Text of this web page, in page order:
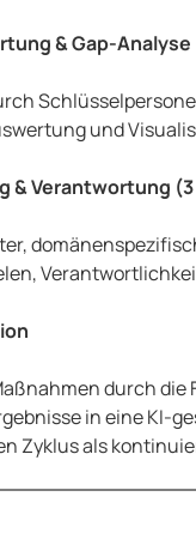
& Gap-Analyse
und
& Verantwortung
durch die
in eine KI-
Zyklus als